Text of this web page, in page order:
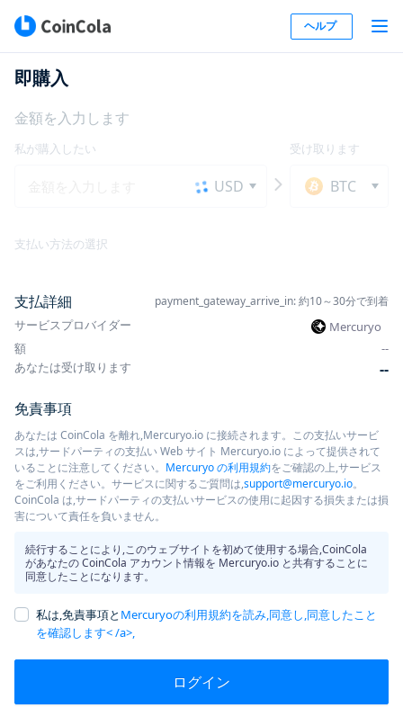
ヘルプ
即購入
金額を入力します
私が購入したい
USD
受け取ります
BTC
支払い方法の選択
支払詳細 payment_gateway_arrive_in: 約10～30分で到着
サービスプロバイダー
Mercuryo
額
--
あなたは受け取ります
--
免責事項
あなたは CoinCola を離れ,Mercuryo.io に接続されます。この支払いサービ
スは,サードパーティの支払い Web サイト Mercuryo.io によって提供されて
いることに注意してください。 Mercuryo の利用規約をご確認の上,サービス
をご利用ください。サービスに関するご質問は,support@mercuryo.io。
CoinCola は,サードパーティの支払いサービスの使用に起因する損失または損
害について責任を負いません。
続行することにより,このウェブサイトを初めて使用する場合,CoinCola
があなたの CoinCola アカウント情報を Mercuryo.io と共有することに
同意したことになります。
私は,免責事項と Mercuryoの利用規約を読み,同意し,同意したこと
を確認します< /a>,
ログイン